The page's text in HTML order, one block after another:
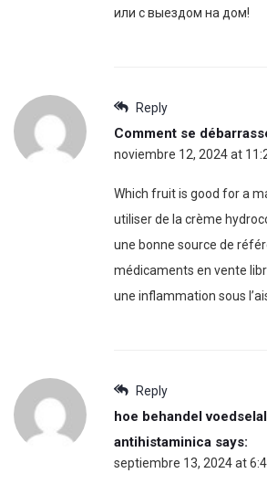
или с выездом на дом!
Reply
Comment se
noviembre 12, 2024 at
Which fruit is good for a
utiliser de la crème
une bonne source de
médicaments en vente
une inflammation sous
Reply
hoe behandel
antihistaminica says:
septiembre 13, 2024 at